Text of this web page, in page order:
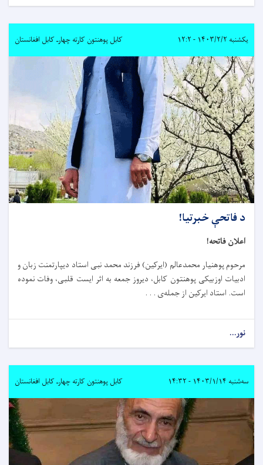
یکشنبه ۱۴۰۳/۲/۲ - ۱۲:۲ کابل پوهنتون کارته چهارـ کابل افغانستان
د فاتحې خبرتیا!
اعلان فاتحه!
مرحوم پوهنیار محمدعالم (ایرکین) فرزند محمد نبی استاد دیپارتمنت زبان و
ادبیات اوزبیکی پوهنتون کابل، دیروز جمعه به اثر ایست قلبی، وفات نموده
است. استاد ایرکین از جمله‌ی . . .
نور...
سه‌شنبه ۱۴۰۳/۱/۱۴ - ۱۴:۳۲ کابل پوهنتون کارته چهارـ کابل افغانستان